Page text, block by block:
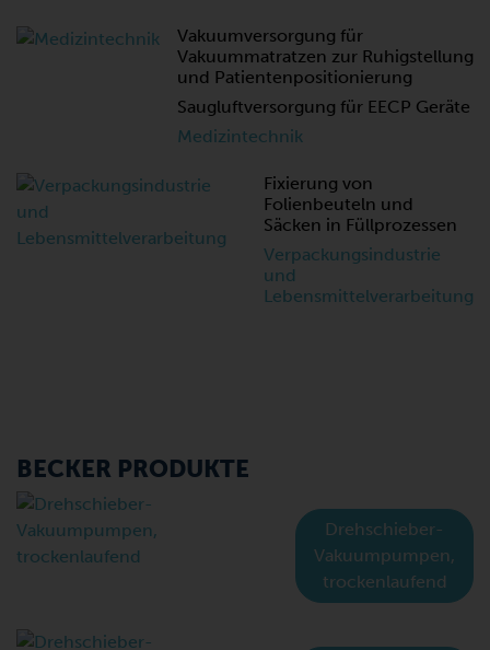
Vakuumversorgung für
Vakuummatratzen zur Ruhigstellung
und Patientenpositionierung
Saugluftversorgung für EECP Geräte
Medizintechnik
Fixierung von
Folienbeuteln und
Säcken in Füllprozessen
Verpackungsindustrie
und
Lebensmittelverarbeitung
BECKER PRODUKTE
Drehschieber-
Vakuumpumpen,
trockenlaufend